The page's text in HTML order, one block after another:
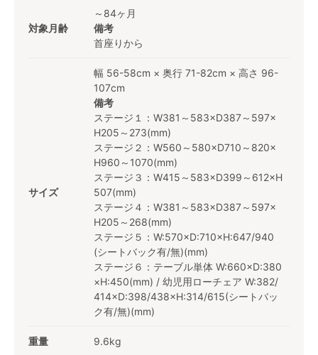
対象月齢
～84ヶ月
備考
首座りから
サイズ
幅 56-58cm × 奥行 71-82cm × 高さ 96-
107cm
備考
ステージ１：W381～583×D387～597×
H205～273(mm)
ステージ２：W560～580×D710～820×
H960～1070(mm)
ステージ３：W415～583×D399～612×H
507(mm)
ステージ４：W381～583×D387～597×
H205～268(mm)
ステージ５：W:570×D:710×H:647/940
(シートバック有/無)(mm)
ステージ６：テーブル単体 W:660×D:380
×H:450(mm) / 幼児用ローチェア W:382/
414×D:398/438×H:314/615(シートバッ
ク有/無)(mm)
重量 9.6kg